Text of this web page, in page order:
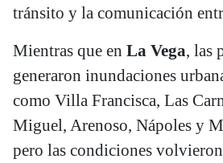
tránsito y la comunicación
Mientras que en La Vega, las
generaron inundaciones
como Villa Francisca, Las
Miguel, Arenoso, Nápoles y
pero las condiciones